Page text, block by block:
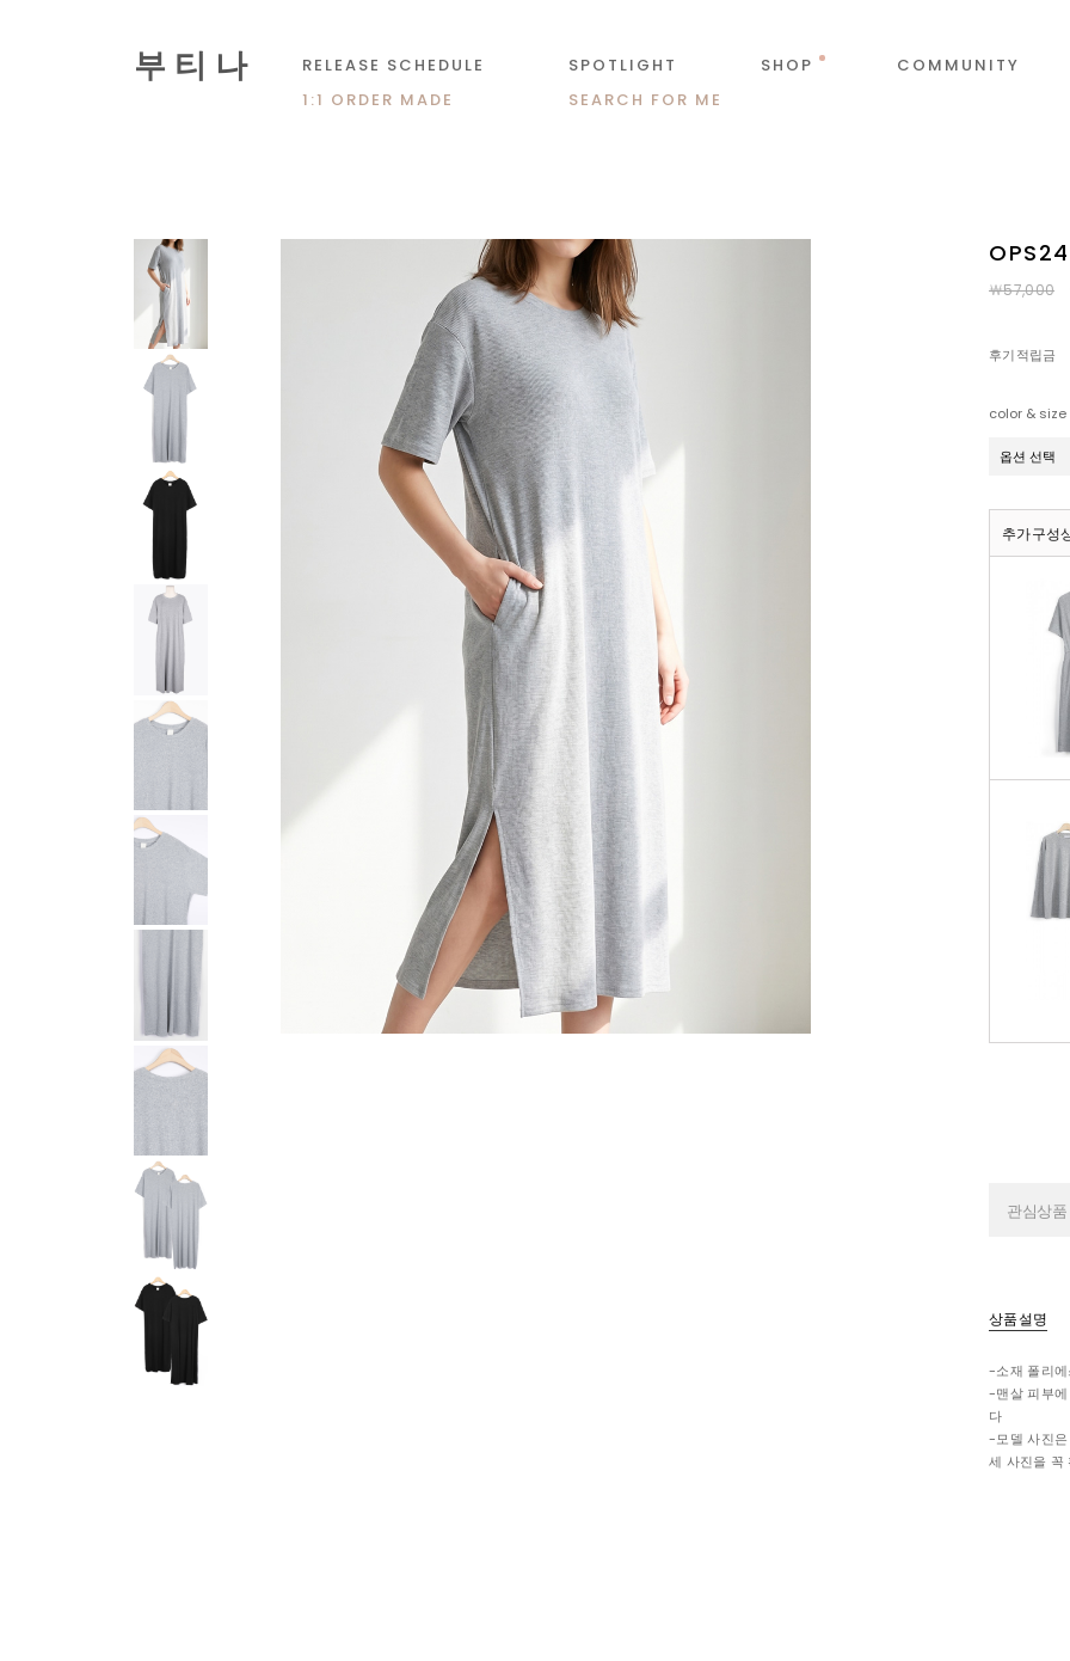
부 티 나 RELEASE SCHEDULE SPOTLIGHT SHOP
COMMUNITY
1:1 ORDER MADE
SEARCH FOR ME
￦57,000
후기적립금
color & size
추가구성
관심상품
상품설명
-소재 폴리
-맨살 피부에
다
-모델 사진은
세 사진을 꼭